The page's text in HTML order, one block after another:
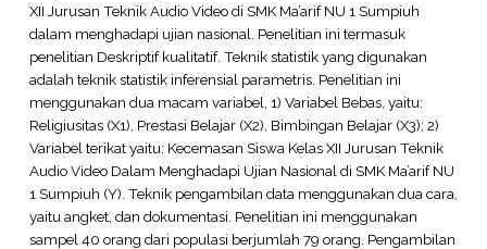
XII Jurusan Teknik Audio Video di SMK Ma’arif NU 1 Sumpiuh
dalam menghadapi ujian nasional. Penelitian ini termasuk
penelitian Deskriptif kualitatif. Teknik statistik yang digunakan
adalah teknik statistik inferensial parametris. Penelitian ini
menggunakan dua macam variabel, 1) Variabel Bebas, yaitu:
Religiusitas (X1), Prestasi Belajar (X2), Bimbingan Belajar (X3); 2)
Variabel terikat yaitu: Kecemasan Siswa Kelas XII Jurusan Teknik
Audio Video Dalam Menghadapi Ujian Nasional di SMK Ma’arif NU
1 Sumpiuh (Y). Teknik pengambilan data menggunakan dua cara,
yaitu angket, dan dokumentasi. Penelitian ini menggunakan
sampel 40 orang dari populasi berjumlah 79 orang. Pengambilan